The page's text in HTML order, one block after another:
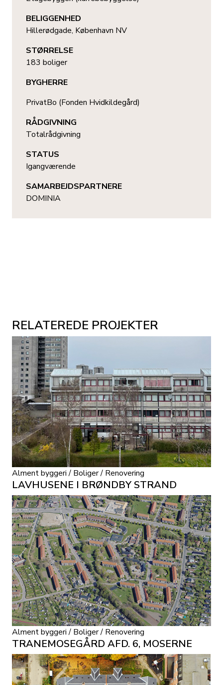
BELIGGENHED
Hillerødgade, København NV
STØRRELSE
183 boliger
BYGHERRE
PrivatBo (Fonden Hvidkildegård)
RÅDGIVNING
Totalrådgivning
STATUS
Igangværende
SAMARBEJDSPARTNERE
DOMINIA
RELATEREDE PROJEKTER
Alment byggeri / Boliger / Renovering
LAVHUSENE I BRØNDBY STRAND
Alment byggeri / Boliger / Renovering
TRANEMOSEGÅRD AFD. 6, MOSERNE